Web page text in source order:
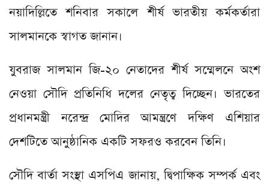
নয়াদিল্লিতে শনিবার সকালে শীর্ষ ভারতীয় কর্মকর্তারা
সালমানকে স্বাগত জানান।
যুবরাজ সালমান জি-২০ নেতাদের শীর্ষ সম্মেলনে অংশ
নেওয়া সৌদি প্রতিনিধি দলের নেতৃত্ব দিচ্ছেন। ভারতের
প্রধানমন্ত্রী নরেন্দ্র মোদির আমন্ত্রণে দক্ষিণ এশিয়ার
দেশটিতে আনুষ্ঠানিক একটি সফরও করবেন তিনি।
সৌদি বার্তা সংস্থা এসপিএ জানায়, দ্বিপাক্ষিক সম্পর্ক এবং